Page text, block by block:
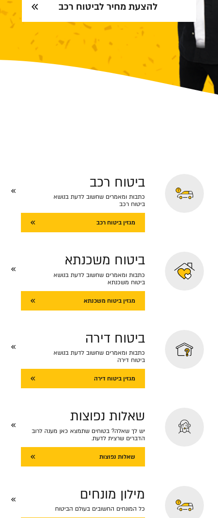
להצעת מחיר לביטוח רכב
ביטוח רכב
כתבות ומאמרים שחשוב לדעת בנושא
ביטוח רכב
מגזין ביטוח רכב
ביטוח משכנתא
כתבות ומאמרים שחשוב לדעת בנושא
ביטוח משכנתא
מגזין ביטוח משכנתא
ביטוח דירה
כתבות ומאמרים שחשוב לדעת בנושא
ביטוח דירה
מגזין ביטוח דירה
שאלות נפוצות
יש לך שאלה? בטוחים שתמצא כאן מענה לרוב
הדברים שרצית לדעת.
שאלות נפוצות
מילון מונחים
כל המונחים החשובים בעולם הביטוח